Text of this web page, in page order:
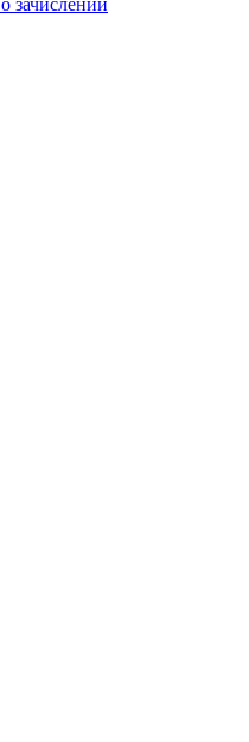
зачислении